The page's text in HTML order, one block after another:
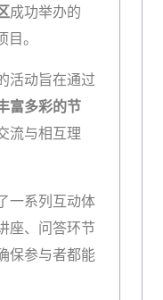
成功举办的
。
活动旨在通过
富多彩的节
流与相互理
一系列互动体
座、问答环节
保参与者都能